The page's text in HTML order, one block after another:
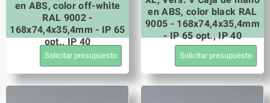
en ABS, color off-white
RAL 9002 -
168x74,4x35,4mm - IP 65
opt., IP 40
Solicitar presupuesto
en ABS, color black RAL
9005 - 168x74,4x35,4mm
- IP 65 opt., IP 40
Solicitar presupuesto